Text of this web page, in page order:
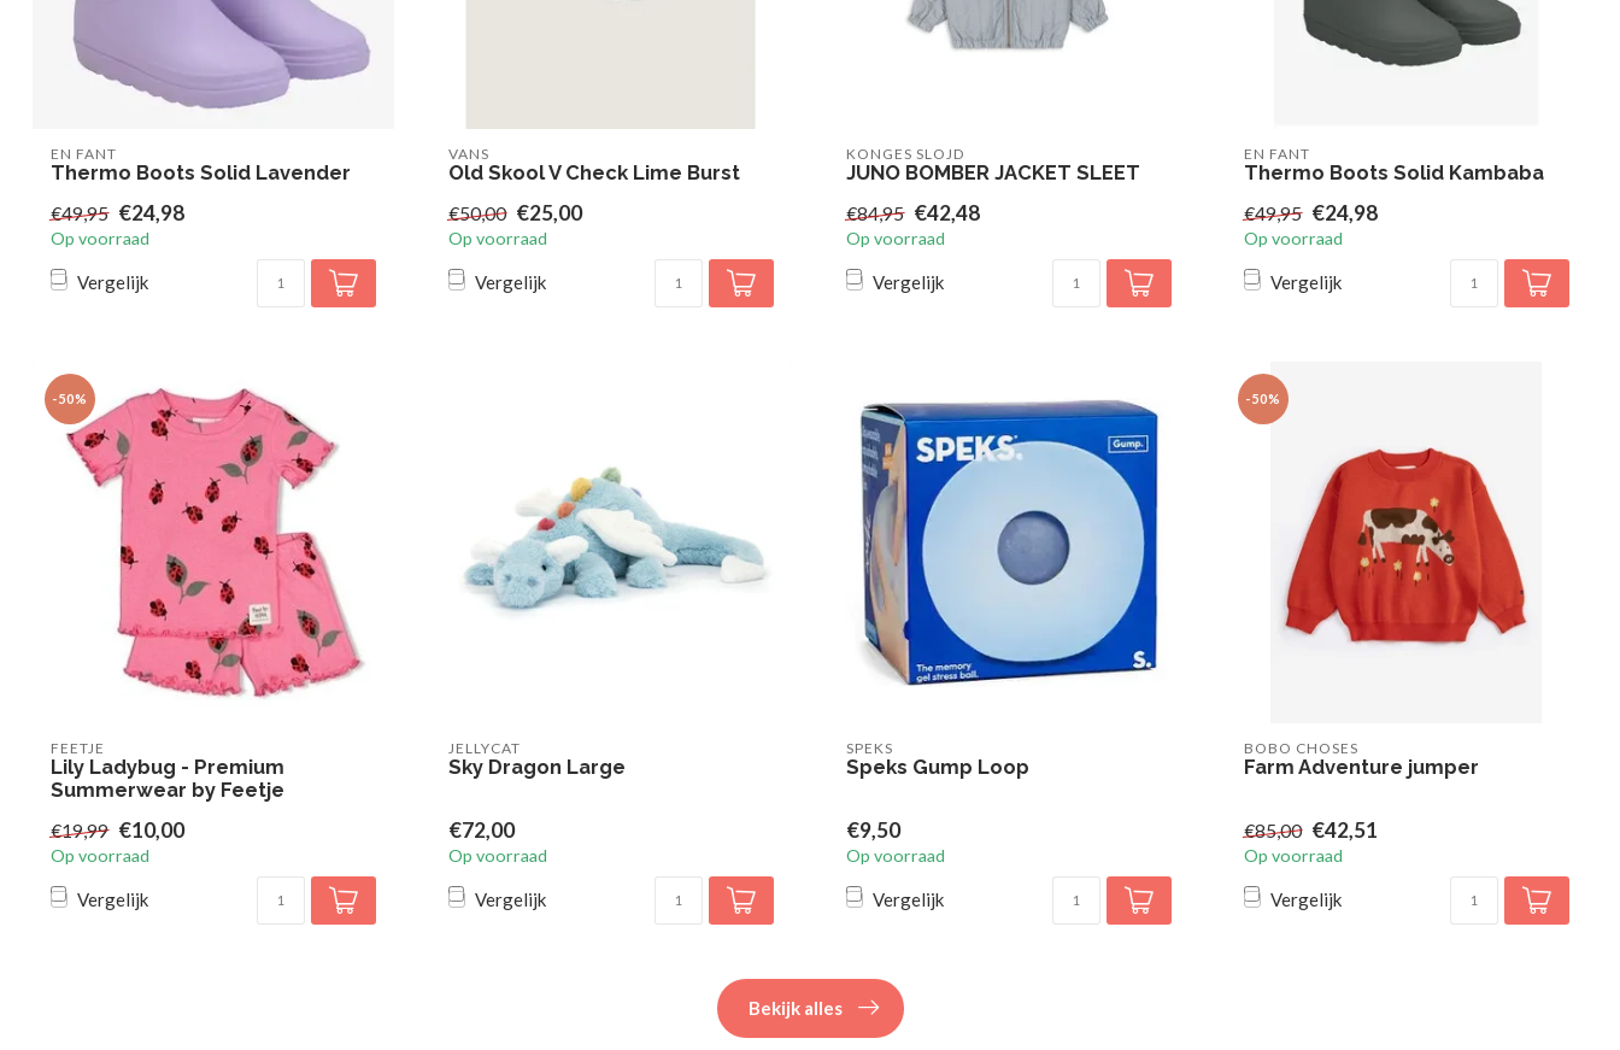
EN FANT
Thermo Boots Solid Lavender
€49,95 €24,98
Op voorraad
Vergelijk
VANS
Old Skool V Check Lime Burst
€50,00 €25,00
Op voorraad
Vergelijk
KONGES SLOJD
JUNO BOMBER JACKET SLEET
€84,95 €42,48
Op voorraad
Vergelijk
EN FANT
Thermo Boots Solid Kambaba
€49,95 €24,98
Op voorraad
Vergelijk
-50%
FEETJE
Lily Ladybug - Premium
Summerwear by Feetje
€19,99 €10,00
Op voorraad
Vergelijk
JELLYCAT
Sky Dragon Large
€72,00
Op voorraad
Vergelijk
SPEKS
Speks Gump Loop
€9,50
Op voorraad
Vergelijk
-50%
BOBO CHOSES
Farm Adventure jumper
€85,00 €42,51
Op voorraad
Vergelijk
Bekijk alles